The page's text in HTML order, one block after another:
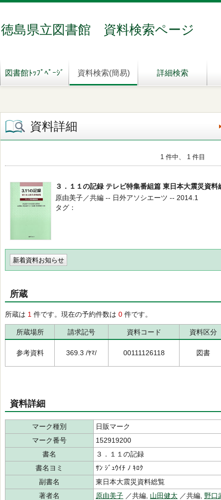
徳島県立図書館 資料検索ページ
図書館ﾄｯﾌﾟﾍﾟｰｼﾞ 資料検索(簡易) 詳細検索
資料詳細
1 件中、 1 件目
３．１１の記録 テレビ特集番組篇 東日本大震災資料
原由美子／共編 -- 日外アソシエーツ -- 2014.1
タグ
新着資料お知らせ
所蔵
所蔵は 1 件です。現在の予約件数は 0 件です。
所蔵場所 請求記号 資料コード 資料区分
参考資料 369.3 /ﾔﾏ/ 00111126118 図書
資料詳細
マーク種別
日販マーク
マーク番号
152919200
書名
３．１１の記録
書名ヨミ
ｻﾝ ｼﾞｭｳｲﾁ ﾉ ｷﾛｸ
副書名
東日本大震災資料総覧
著者名
原由美子 ／共編, 山田健太 ／共編, 野口